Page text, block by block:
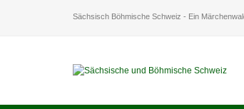
Sächsisch Böhmische Schweiz - Ein